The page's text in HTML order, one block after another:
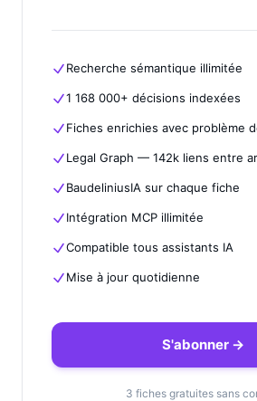
Recherche sémantique illimitée
1 168 000+ décisions indexées
Fiches enrichies avec problème
Legal Graph — 142k liens entre
BaudeliniusIA sur chaque fiche
Intégration MCP illimitée
Compatible tous assistants IA
Mise à jour quotidienne
S'abonner →
3 fiches gratuites sans